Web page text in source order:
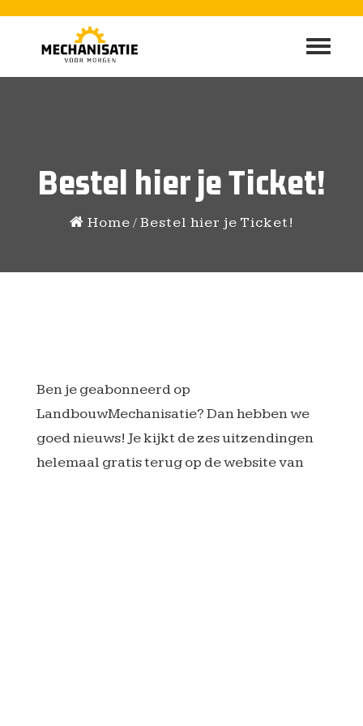
Bestel hier je Ticket!
Home Bestel hier je Ticket!
Ben je geabonneerd op
LandbouwMechanisatie? Dan hebben we
goed nieuws! Je kijkt de zes uitzendingen
helemaal gratis terug op de website van